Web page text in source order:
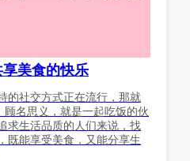
美食的快乐
的社交方式正在流行，那就
顾名思义，就是一起吃饭的伙
求生活品质的人们来说，找
既能享受美食，又能分享生